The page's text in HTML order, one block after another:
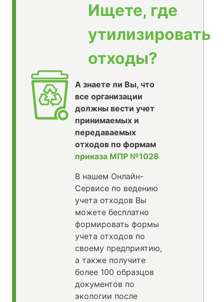
Ищете, где
утилизировать
отходы?
А знаете ли Вы, что
все организации
должны вести учет
принимаемых и
передаваемых
отходов по формам
приказа МПР №1028
В нашем Онлайн-
Сервисе по ведению
учета отходов Вы
можете бесплатно
формировать формы
учета отходов по
своему предприятию,
а также получите
более 100 образцов
документов по
экологии после